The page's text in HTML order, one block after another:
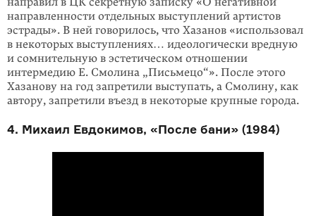
направленности отдельных выступлений артистов
эстрады». В ней говорилось, что Хазанов «использовал
в некоторых выступле­ниях… идеологически вредную
и сомнительную в эстетическом отношении
интермедию Е. Смолина „Письмецо“». После этого
Хазанову на год запретили выступать, а Смолину, как
автору, запретили въезд в некоторые крупные города.
4. Михаил Евдокимов, «После бани» (1984)